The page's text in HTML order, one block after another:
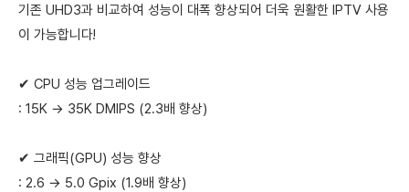
기존 UHD3과 비교하여 성능이 대폭 향상되어 더욱 원활한 IPTV 사용
이 가능합니다!
✔ CPU 성능 업그레이드
: 15K → 35K DMIPS (2.3배 향상)
✔ 그래픽(GPU) 성능 향상
: 2.6 → 5.0 Gpix (1.9배 향상)